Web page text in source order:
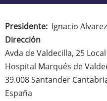
Presidente Ignacio Alvarez
Dirección
Avda de Valdecilla, 25 Local
Hospital Marqués de
39.008Santander
España